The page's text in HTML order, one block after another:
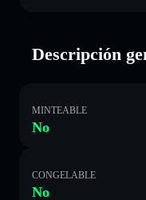
Descripción
MINTEABLE
No
CONGELABLE
No